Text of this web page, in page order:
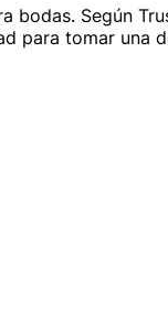
Según
para tomar una